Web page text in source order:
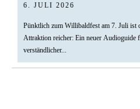
6. JULI 2026
Pünktlich zum Willibaldfest am 7. Juli ist
Attraktion reicher: Ein neuer Audioguide
verständlicher...